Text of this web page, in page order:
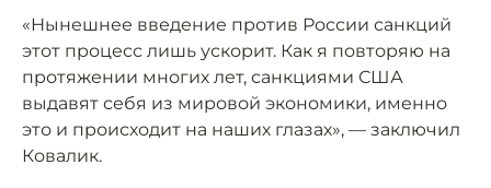
«Нынешнее введение против России санкций
этот процесс лишь ускорит. Как я повторяю на
протяжении многих лет, санкциями США
выдавят себя из мировой экономики, именно
это и происходит на наших глазах», — заключил
Ковалик.